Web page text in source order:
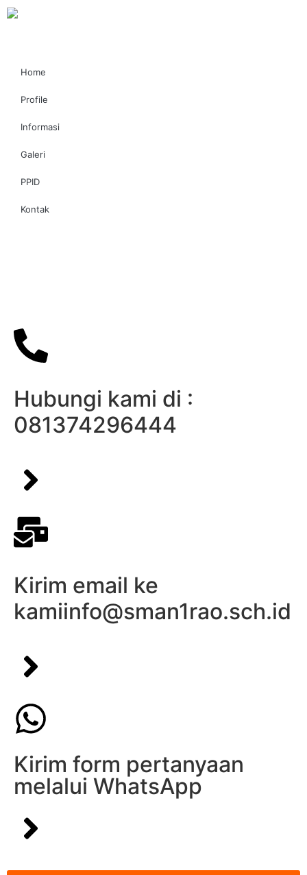
Home
Profile
Informasi
Galeri
PPID
Kontak
Hubungi kami di :
081374296444
Kirim email ke
kamiinfo@sman1rao.sch.id
Kirim form pertanyaan
melalui WhatsApp